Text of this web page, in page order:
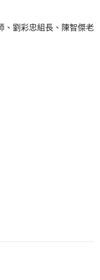
、劉彩忠組長、陳智傑老